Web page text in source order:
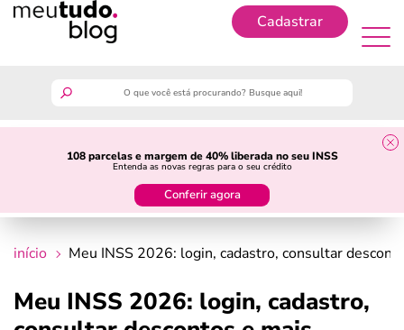
Cadastrar
108 parcelas e margem de 40% liberada no seu INSS
Entenda as novas regras para o seu crédito
Conferir agora
guia do trabalhador
início Meu INSS 2026: login, cadastro, consultar
Meu INSS 2026: login, cadastro,